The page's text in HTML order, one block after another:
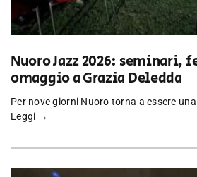
Nuoro Jazz 2026: seminari,
omaggio a Grazia Deledda
Per nove giorni Nuoro torna a essere
Leggi →